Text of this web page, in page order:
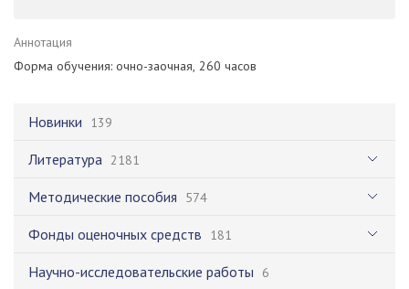
Новинки 139
Литература 2181
Методические пособия 574
Фонды оценочных средств 181
Научно-исследовательские работы 6
Аннотация
Форма обучения: очно-заочная, 260 часов